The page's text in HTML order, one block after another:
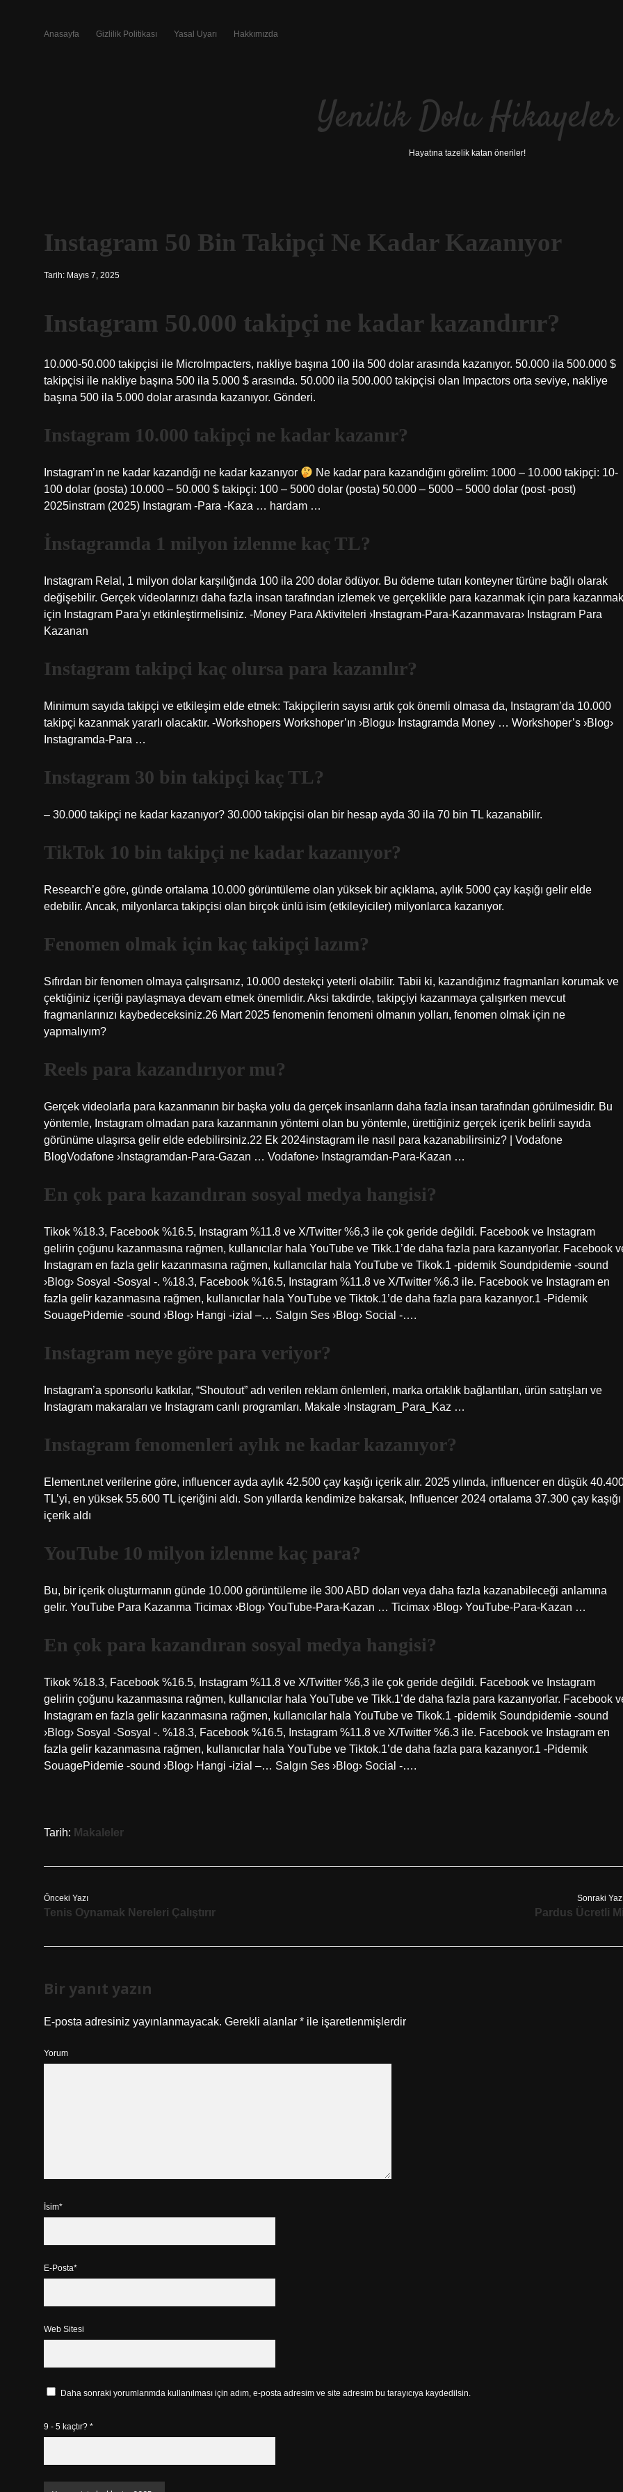
Anasayfa Gizlilik Politikası Yasal Uyarı Hakkımızda
Yenilik Dolu Hikayeler
Hayatına tazelik katan öneriler!
Instagram 50 Bin Takipçi Ne Kadar Kazanıyor
Tarih: Mayıs 7, 2025
Instagram 50.000 takipçi ne kadar kazandırır?
10.000-50.000 takipçisi ile MicroImpacters, nakliye başına 100 ila 500 dolar arasında kazanıyor. 50.000 ila 500.000 $
takipçisi ile nakliye başına 500 ila 5.000 $ arasında. 50.000 ila 500.000 takipçisi olan Impactors orta seviye, nakliye
başına 500 ila 5.000 dolar arasında kazanıyor. Gönderi.
Instagram 10.000 takipçi ne kadar kazanır?
Instagram’ın ne kadar kazandığı ne kadar kazanıyor
Ne kadar para kazandığını görelim: 1000 – 10.000 takipçi: 10-
100 dolar (posta) 10.000 – 50.000 $ takipçi: 100 – 5000 dolar (posta) 50.000 – 5000 – 5000 dolar (post -post)
2025instram (2025) Instagram -Para -Kaza … hardam …
İnstagramda 1 milyon izlenme kaç TL?
Instagram Relal, 1 milyon dolar karşılığında 100 ila 200 dolar ödüyor. Bu ödeme tutarı konteyner türüne bağlı olarak
değişebilir. Gerçek videolarınızı daha fazla insan tarafından izlemek ve gerçeklikle para kazanmak için para kazanmak
için Instagram Para’yı etkinleştirmelisiniz. -Money Para Aktiviteleri ›Instagram-Para-Kazanmavara› Instagram Para
Kazanan
Instagram takipçi kaç olursa para kazanılır?
Minimum sayıda takipçi ve etkileşim elde etmek: Takipçilerin sayısı artık çok önemli olmasa da, Instagram’da 10.000
takipçi kazanmak yararlı olacaktır. -Workshopers Workshoper’ın ›Blogu› Instagramda Money … Workshoper’s ›Blog›
Instagramda-Para …
Instagram 30 bin takipçi kaç TL?
– 30.000 takipçi ne kadar kazanıyor? 30.000 takipçisi olan bir hesap ayda 30 ila 70 bin TL kazanabilir.
TikTok 10 bin takipçi ne kadar kazanıyor?
Research’e göre, günde ortalama 10.000 görüntüleme olan yüksek bir açıklama, aylık 5000 çay kaşığı gelir elde
edebilir. Ancak, milyonlarca takipçisi olan birçok ünlü isim (etkileyiciler) milyonlarca kazanıyor.
Fenomen olmak için kaç takipçi lazım?
Sıfırdan bir fenomen olmaya çalışırsanız, 10.000 destekçi yeterli olabilir. Tabii ki, kazandığınız fragmanları korumak ve
çektiğiniz içeriği paylaşmaya devam etmek önemlidir. Aksi takdirde, takipçiyi kazanmaya çalışırken mevcut
fragmanlarınızı kaybedeceksiniz.26 Mart 2025 fenomenin fenomeni olmanın yolları, fenomen olmak için ne
yapmalıyım?
Reels para kazandırıyor mu?
Gerçek videolarla para kazanmanın bir başka yolu da gerçek insanların daha fazla insan tarafından görülmesidir. Bu
yöntemle, Instagram olmadan para kazanmanın yöntemi olan bu yöntemle, ürettiğiniz gerçek içerik belirli sayıda
görünüme ulaşırsa gelir elde edebilirsiniz.22 Ek 2024instagram ile nasıl para kazanabilirsiniz? | Vodafone
BlogVodafone ›Instagramdan-Para-Gazan … Vodafone› Instagramdan-Para-Kazan …
En çok para kazandıran sosyal medya hangisi?
Tikok %18.3, Facebook %16.5, Instagram %11.8 ve X/Twitter %6,3 ile çok geride değildi. Facebook ve Instagram
gelirin çoğunu kazanmasına rağmen, kullanıcılar hala YouTube ve Tikk.1’de daha fazla para kazanıyorlar. Facebook
Instagram en fazla gelir kazanmasına rağmen, kullanıcılar hala YouTube ve Tikok.1 -pidemik Soundpidemie -sound
›Blog› Sosyal -Sosyal -. %18.3, Facebook %16.5, Instagram %11.8 ve X/Twitter %6.3 ile. Facebook ve Instagram en
fazla gelir kazanmasına rağmen, kullanıcılar hala YouTube ve Tiktok.1’de daha fazla para kazanıyor.1 -Pidemik
SouagePidemie -sound ›Blog› Hangi -izial –… Salgın Ses ›Blog› Social -….
Instagram neye göre para veriyor?
Instagram’a sponsorlu katkılar, “Shoutout” adı verilen reklam önlemleri, marka ortaklık bağlantıları, ürün satışları ve
Instagram makaraları ve Instagram canlı programları. Makale ›Instagram_Para_Kaz …
Instagram fenomenleri aylık ne kadar kazanıyor?
Element.net verilerine göre, influencer ayda aylık 42.500 çay kaşığı içerik alır. 2025 yılında, influencer en düşük
TL’yi, en yüksek 55.600 TL içeriğini aldı. Son yıllarda kendimize bakarsak, Influencer 2024 ortalama 37.300 çay kaşığı
içerik aldı
YouTube 10 milyon izlenme kaç para?
Bu, bir içerik oluşturmanın günde 10.000 görüntüleme ile 300 ABD doları veya daha fazla kazanabileceği anlamına
gelir. YouTube Para Kazanma Ticimax ›Blog› YouTube-Para-Kazan … Ticimax ›Blog› YouTube-Para-Kazan …
En çok para kazandıran sosyal medya hangisi?
Tikok %18.3, Facebook %16.5, Instagram %11.8 ve X/Twitter %6,3 ile çok geride değildi. Facebook ve Instagram
gelirin çoğunu kazanmasına rağmen, kullanıcılar hala YouTube ve Tikk.1’de daha fazla para kazanıyorlar. Facebook
Instagram en fazla gelir kazanmasına rağmen, kullanıcılar hala YouTube ve Tikok.1 -pidemik Soundpidemie -sound
›Blog› Sosyal -Sosyal -. %18.3, Facebook %16.5, Instagram %11.8 ve X/Twitter %6.3 ile. Facebook ve Instagram en
fazla gelir kazanmasına rağmen, kullanıcılar hala YouTube ve Tiktok.1’de daha fazla para kazanıyor.1 -Pidemik
SouagePidemie -sound ›Blog› Hangi -izial –… Salgın Ses ›Blog› Social -….
Tarih: Makaleler
Önceki Yazı
Tenis Oynamak Nereleri Çalıştırır
Sonraki
Pardus Ücretli
Bir yanıt yazın
E-posta adresiniz yayınlanmayacak. Gerekli alanlar * ile işaretlenmişlerdir
Yorum
İsim*
E-Posta*
Web Sitesi
Daha sonraki yorumlarımda kullanılması için adım, e-posta adresim ve site adresim bu tarayıcıya kaydedilsin.
9 - 5 kaçtır? *